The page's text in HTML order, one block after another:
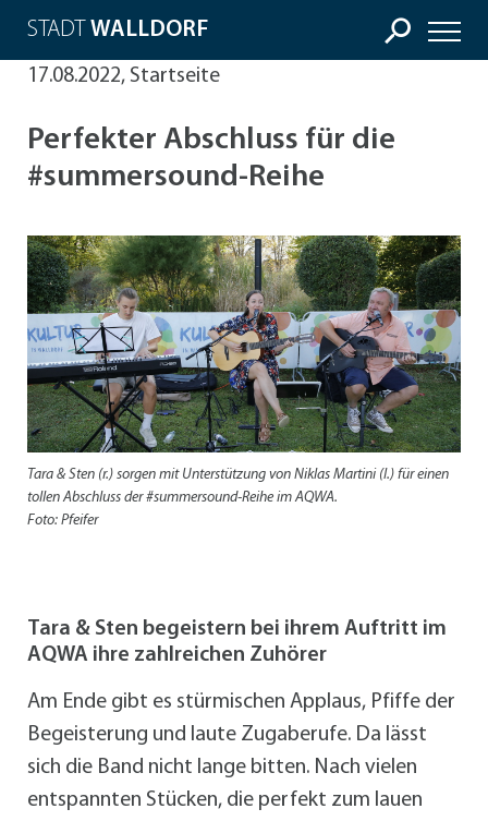
STADT WALLDORF
17.08.2022, Startseite
Perfekter Abschluss für die
#summersound-Reihe
Tara & Sten (r.) sorgen mit Unterstützung von Niklas Martini (l.) für einen
tollen Abschluss der #summersound-Reihe im AQWA.
Foto: Pfeifer
Tara & Sten begeistern bei ihrem Auftritt im
AQWA ihre zahlreichen Zuhörer
Am Ende gibt es stürmischen Applaus, Pfiffe der
Begeisterung und laute Zugaberufe. Da lässt
sich die Band nicht lange bitten. Nach vielen
entspannten Stücken, die perfekt zum lauen